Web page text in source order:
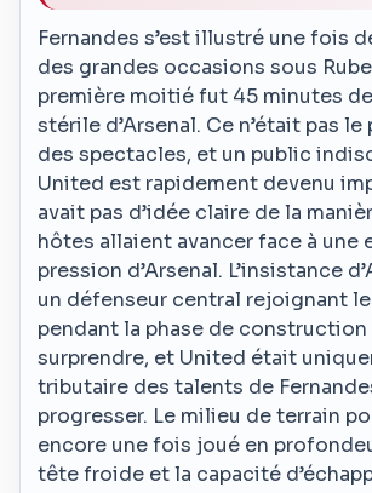
Fernandes s’est illustré une fois
des grandes occasions sous
première moitié fut 45 minutes
stérile d’Arsenal. Ce n’était pas
des spectacles, et un public
United est rapidement devenu
avait pas d’idée claire de la
hôtes allaient avancer face à une
pression d’Arsenal. L’insistance
un défenseur central rejoignant
pendant la phase de
surprendre, et United était
tributaire des talents de
progresser. Le milieu de terrain
encore une fois joué en
tête froide et la capacité